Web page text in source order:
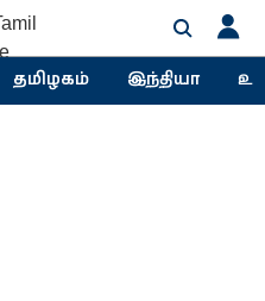
தமிழகம் இந்தியா